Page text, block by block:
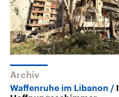
Archiv
Waffenruhe im Libanon